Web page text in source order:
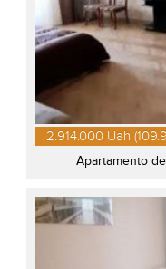
2.914.000 Uah
Apartamento